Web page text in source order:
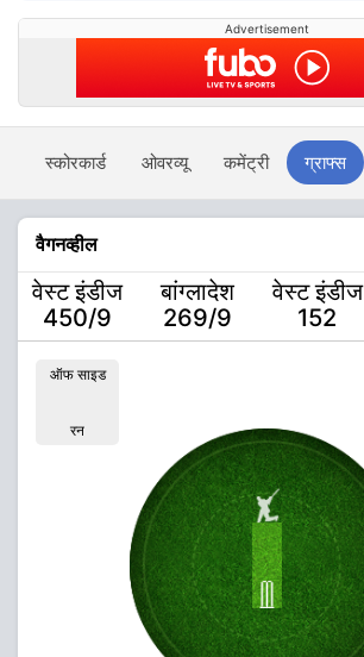
Advertisement
स्कोरकार्ड ओवरव्यू कमेंट्री ग्राफ्स
वैगनव्हील
वेस्ट इंडीज
450/9
बांग्लादेश
269/9
वेस्ट इंडीज
152
ऑफ साइड
रन